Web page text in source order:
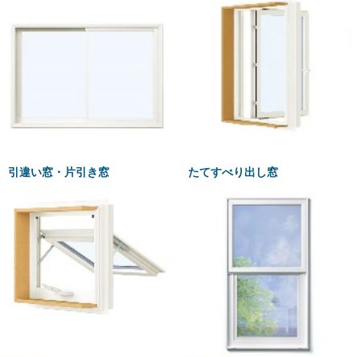
引違い窓・片引き窓 たてすべり出し窓